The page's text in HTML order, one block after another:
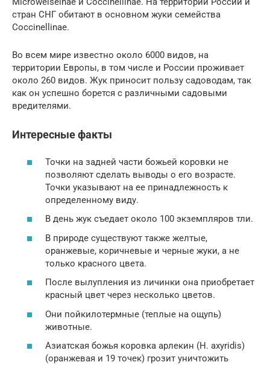
стран СНГ обитают в основном жуки семейства
Coccinellinae.
Во всем мире известно около 6000 видов, на
территории Европы, в том числе и России проживает
около 260 видов. Жук приносит пользу садоводам, так
как он успешно борется с различными садовыми
вредителями.
Интересные факты
Точки на задней части божьей коровки не
позволяют сделать выводы о его возрасте.
Точки указывают на ее принадлежность к
определенному виду.
В день жук съедает около 100 экземпляров тли.
В природе существуют также желтые,
оранжевые, коричневые и черные жуки, а не
только красного цвета.
После вылупления из личинки она приобретает
красный цвет через несколько цветов.
Они пойкилотермные (теплые на ощупь)
животные.
Азиатская божья коровка арлекин (H. axyridis)
(оранжевая и 19 точек) грозит уничтожить